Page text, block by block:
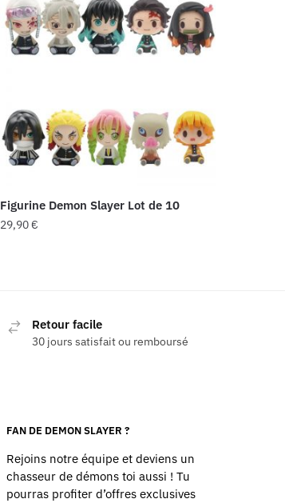
Figurine Demon Slayer Lot de 10
29,90€
Retour facile
30 jours satisfait ou remboursé
FAN DE DEMON SLAYER ?
Rejoins notre équipe et deviens un
chasseur de démons toi aussi ! Tu
pourras profiter d’offres exclusives